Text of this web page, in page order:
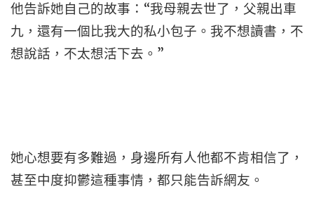
他告訴她自己的故事：“我母親去世了，父親出車
九，還有一個比我大的私小包子。我不想讀書，不
想說話，不太想活下去。”
她心想要有多難過，身邊所有人他都不肯相信了，
甚至中度抑鬱這種事情，都只能告訴網友。